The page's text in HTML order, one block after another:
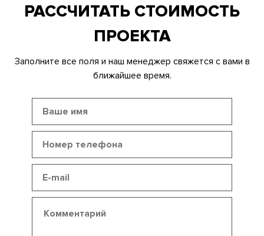
РАССЧИТАТЬ СТОИМОСТЬ
ПРОЕКТА
Заполните все поля и наш менеджер свяжется с вами в
ближайшее время.